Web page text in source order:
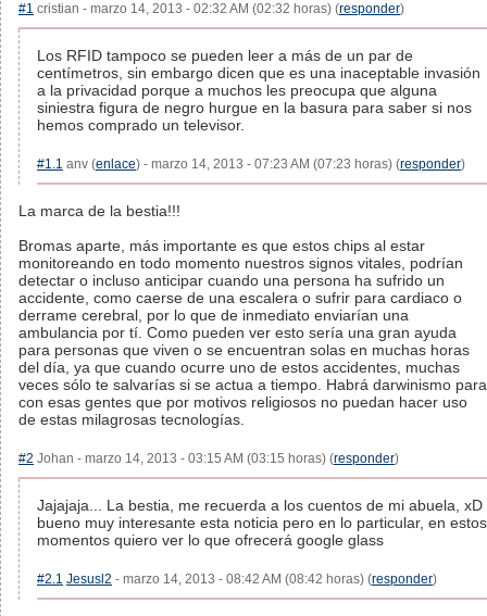
#1 cristian - marzo 14, 2013 - 02:32 AM (02:32 horas) (responder)
Los RFID tampoco se pueden leer a más de un par de
centímetros, sin embargo dicen que es una inaceptable invasión
a la privacidad porque a muchos les preocupa que alguna
siniestra figura de negro hurgue en la basura para saber si nos
hemos comprado un televisor.
#1.1 anv (enlace) - marzo 14, 2013 - 07:23 AM (07:23 horas) (responder)
La marca de la bestia!!!
Bromas aparte, más importante es que estos chips al estar
monitoreando en todo momento nuestros signos vitales, podrían
detectar o incluso anticipar cuando una persona ha sufrido un
accidente, como caerse de una escalera o sufrir para cardiaco o
derrame cerebral, por lo que de inmediato enviarían una
ambulancia por tí. Como pueden ver esto sería una gran ayuda
para personas que viven o se encuentran solas en muchas horas
del día, ya que cuando ocurre uno de estos accidentes, muchas
veces sólo te salvarías si se actua a tiempo. Habrá darwinismo para
con esas gentes que por motivos religiosos no puedan hacer uso
de estas milagrosas tecnologías.
#2 Johan - marzo 14, 2013 - 03:15 AM (03:15 horas) (responder)
Jajajaja... La bestia, me recuerda a los cuentos de mi abuela, xD
bueno muy interesante esta noticia pero en lo particular, en estos
momentos quiero ver lo que ofrecerá google glass
#2.1 Jesusl2 - marzo 14, 2013 - 08:42 AM (08:42 horas) (responder)